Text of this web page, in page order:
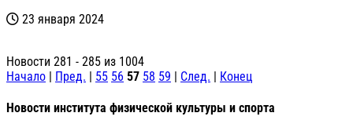
23 января 2024
Новости 281 - 285 из 1004
Начало | Пред. | 55 56 57 58 59 | След. | Конец
Новости института физической культуры и спорта